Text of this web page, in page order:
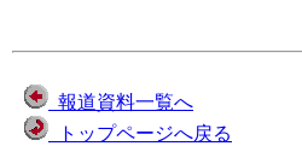
報道資料一覧へ
トップページへ戻る